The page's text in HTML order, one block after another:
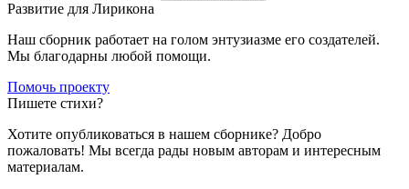
Развитие для Лирикона
Наш сборник работает на голом энтузиазме его создателей.
Мы благодарны любой помощи.
Помочь проекту
Пишете стихи?
Хотите опубликоваться в нашем сборнике? Добро
пожаловать! Мы всегда рады новым авторам и интересным
материалам.